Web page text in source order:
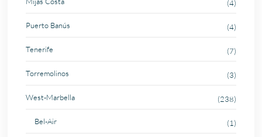
(4)
Puerto Banús (4)
Tenerife (7)
Torremolinos (3)
West-Marbella (238)
Bel-Air (1)